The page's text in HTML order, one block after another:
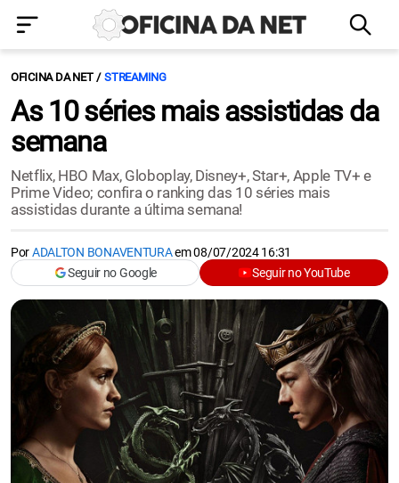
OFICINA DA NET STREAMING
As 10 séries mais assistidas da
semana
Netflix, HBO Max, Globoplay, Disney+, Star+, Apple TV+ e
Prime Video; confira o ranking das 10 séries mais
assistidas durante a última semana!
PorADALTON BONAVENTURAem08/07/2024 16:31
Seguir no Google
Seguir no YouTube